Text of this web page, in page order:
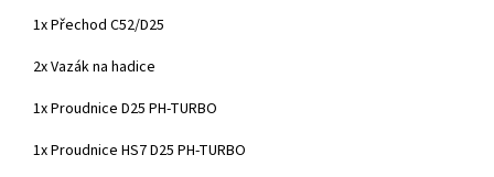
1x Přechod C52/D25
2x Vazák na hadice
1x Proudnice D25 PH-TURBO
1x Proudnice HS7 D25 PH-TURBO